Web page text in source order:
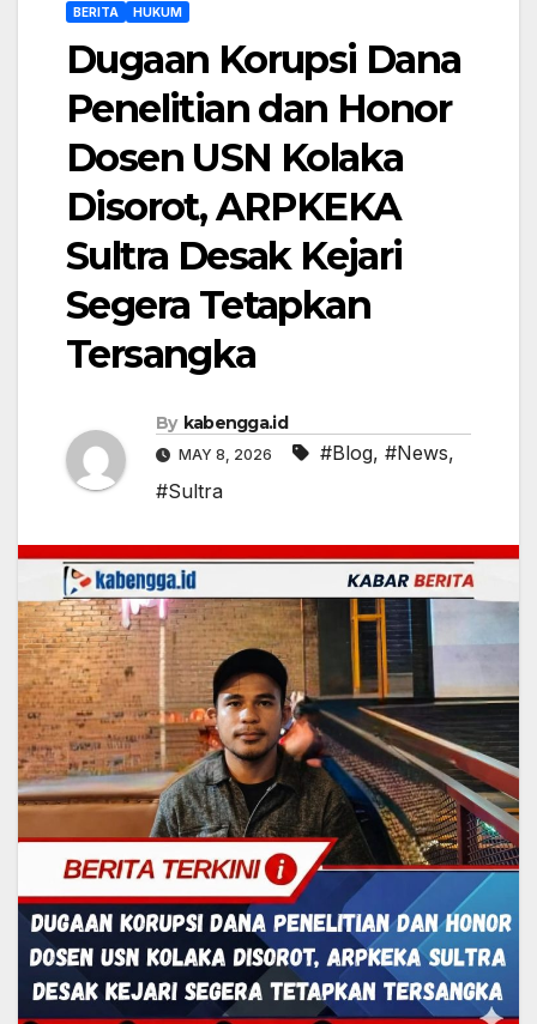
BERITA HUKUM
Dugaan Korupsi Dana
Penelitian dan Honor
Dosen USN Kolaka
Disorot, ARPKEKA
Sultra Desak Kejari
Segera Tetapkan
Tersangka
By kabengga.id
MAY 8, 2026 #Blog, #News,
#Sultra